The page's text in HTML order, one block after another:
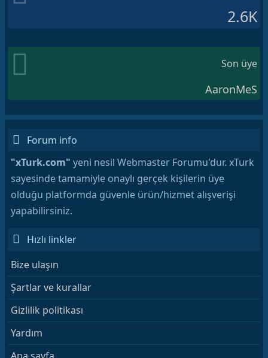
2.6K
Son üye
AaronMeS
Forum info
"xTurk.com" yeni nesil Webmaster Forumu'dur. xTurk
sayesinde tamamiyle onaylı gerçek kişilerin üye
olduğu platformda güvenle ürün/hizmet alışverişi
yapabilirsiniz.
Hızlı linkler
Bize ulaşın
Şartlar ve kurallar
Gizlilik politikası
Yardım